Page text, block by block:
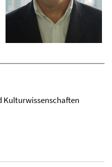
Kulturwissenschaften